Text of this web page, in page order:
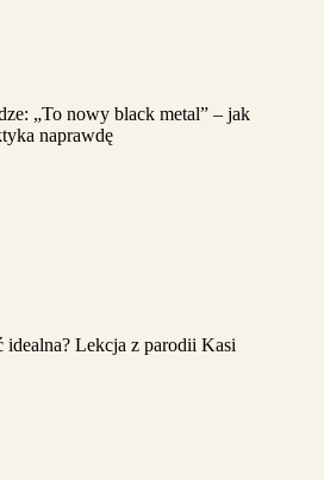
„To nowy black metal” – jak
naprawdę
idealna? Lekcja z parodii Kasi